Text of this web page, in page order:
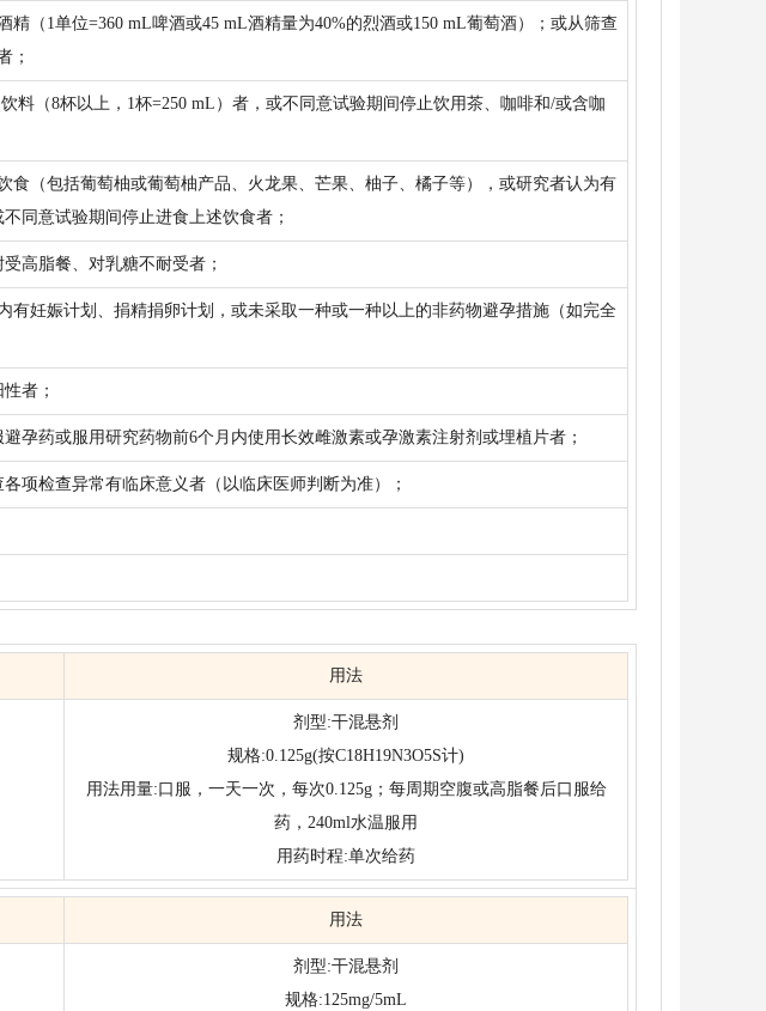
（1单位=360 mL啤酒或45 mL酒精量为40%的烈酒或150 mL葡萄酒）；或从筛查
；
料（8杯以上，1杯=250 mL）者，或不同意试验期间停止饮用茶、咖啡和/或含咖
食（包括葡萄柚或葡萄柚产品、火龙果、芒果、柚子、橘子等），或研究者认为有
同意试验期间停止进食上述饮食者；
高脂餐、对乳糖不耐受者；
有妊娠计划、捐精捐卵计划，或未采取一种或一种以上的非药物避孕措施（如完全
者；
孕药或服用研究药物前6个月内使用长效雌激素或孕激素注射剂或埋植片者；
项检查异常有临床意义者（以临床医师判断为准）；
用法
剂型:干混悬剂
规格:0.125g(按C18H19N3O5S计)
用法用量:口服，一天一次，每次0.125g；每周期空腹或高脂餐后口服给
药，240ml水温服用
用药时程:单次给药
用法
剂型:干混悬剂
规格:125mg/5mL